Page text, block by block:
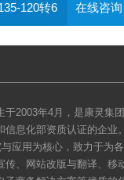
120转6 在线咨询
2003年4月，是康灵集
息化部资质认证的企业
应用为核心，致力于为
、网站改版与翻译、移